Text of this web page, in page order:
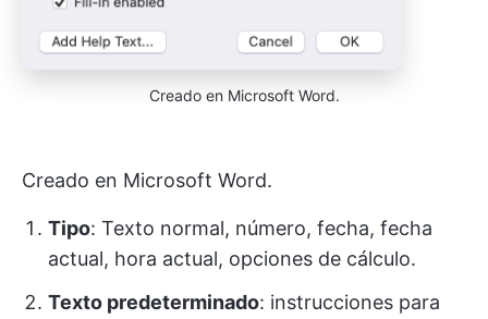
Creado en Microsoft Word.
Creado en Microsoft Word.
Tipo: Texto normal, número, fecha, fecha
actual, hora actual, opciones de cálculo.
Texto predeterminado: instrucciones para